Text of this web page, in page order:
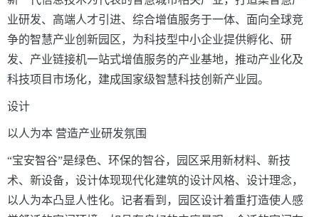
业研发、高端人才引进、综合增值服务于一体、面向全球竞
争的智慧产业创新园区，为科技型中小企业提供孵化、研
发、产业链接机一站式增值服务的产业基地，推动产业化及
科技项目市场化，建成国家级智慧科技创新产业园。
设计
以人为本 营造产业研发氛围
“宝安智谷”是绿色、环保的智谷，园区采用新材料、新技
术、新设备， 设计体现现代化建筑的设计风格、 设计理念，
以人为本凸显人性化。记者看到，园区设计着重打造使人感